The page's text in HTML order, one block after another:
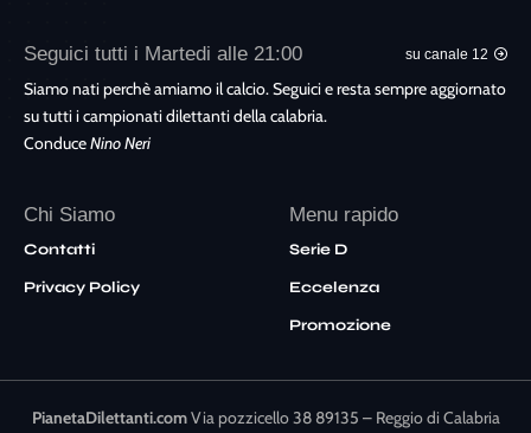
Seguici tutti i Martedi alle 21:00 su canale 12
Siamo nati perchè amiamo il calcio. Seguici e resta sempre aggiornato
su tutti i campionati dilettanti della calabria.
ConduceNino Neri
Chi Siamo
Contatti
Privacy Policy
Menu rapido
Serie D
Eccelenza
Promozione
PianetaDilettanti.comVia pozzicello 38 89135 – Reggio di Calabria